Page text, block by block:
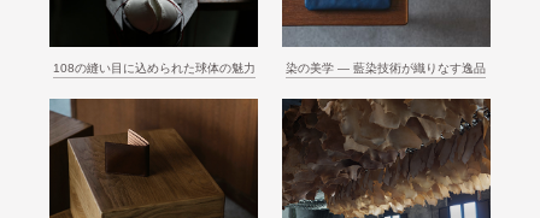
108の縫い目に込められた球体の魅力 染の美学 ― 藍染技術が織りなす逸品